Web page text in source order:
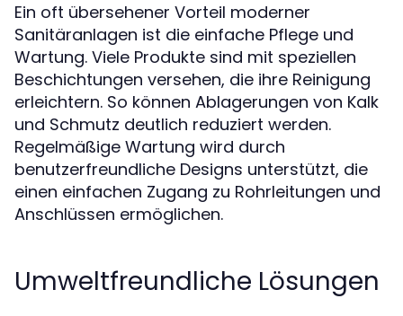
Ein oft übersehener Vorteil moderner
Sanitäranlagen ist die einfache Pflege und
Wartung. Viele Produkte sind mit speziellen
Beschichtungen versehen, die ihre Reinigung
erleichtern. So können Ablagerungen von Kalk
und Schmutz deutlich reduziert werden.
Regelmäßige Wartung wird durch
benutzerfreundliche Designs unterstützt, die
einen einfachen Zugang zu Rohrleitungen und
Anschlüssen ermöglichen.
Umweltfreundliche Lösungen